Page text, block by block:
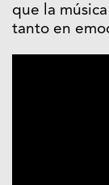
que la
tanto en